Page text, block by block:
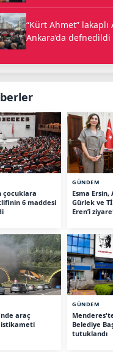
“Kürt Ahmet”
Ankara’da defnedildi
çocuklara
6 maddesi
GÜNDEM
Esma Ersin,
Gürlek ve
Eren’i
araç
istikameti
GÜNDEM
Belediye
tutuklandı